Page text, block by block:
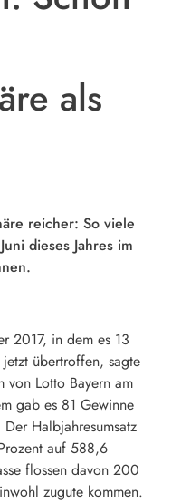
als
reicher: So viele
dieses Jahres im
2017, in dem es 13
übertroffen, sagte
von Lotto Bayern am
gab es 81 Gewinne
Halbjahresumsatz
auf 588,6
flossen davon 200
zugute kommen.